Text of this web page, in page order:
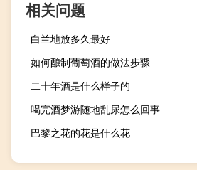
相关问题
白兰地放多久最好
如何酿制葡萄酒的做法步骤
二十年酒是什么样子的
喝完酒梦游随地乱尿怎么回事
巴黎之花的花是什么花